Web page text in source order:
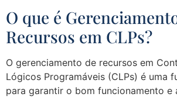
O que é
Recursos em CLPs?
O gerenciamento de recursos em
Lógicos Programáveis (CLPs) é uma
para garantir o bom funcionamento e